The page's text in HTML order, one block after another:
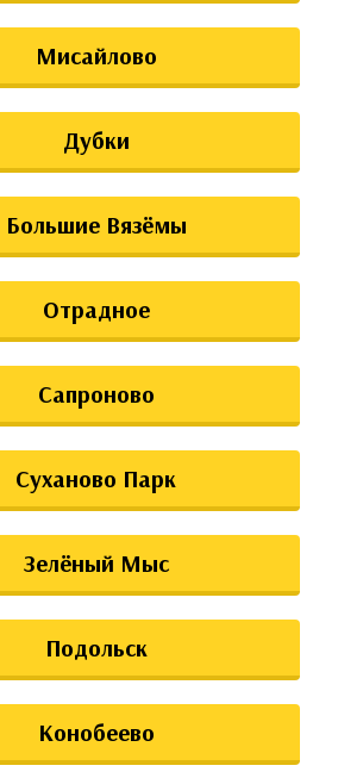
Мисайлово
Дубки
Большие Вязёмы
Отрадное
Сапроново
Суханово Парк
Зелёный Мыс
Подольск
Конобеево